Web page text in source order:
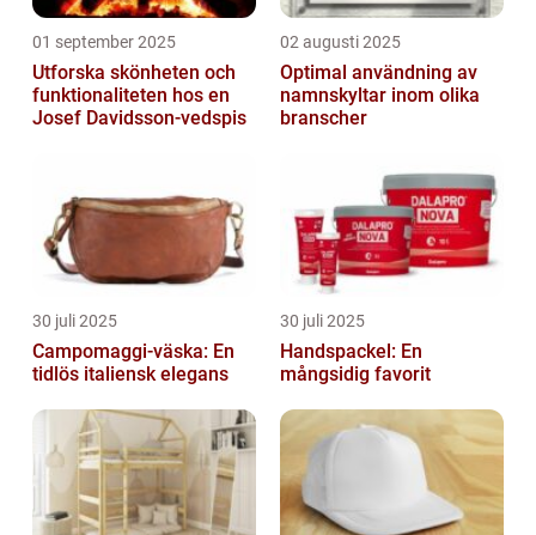
01 september 2025
Utforska skönheten och
funktionaliteten hos en
Josef Davidsson-vedspis
02 augusti 2025
Optimal användning av
namnskyltar inom olika
branscher
30 juli 2025
Campomaggi-väska: En
tidlös italiensk elegans
30 juli 2025
Handspackel: En
mångsidig favorit